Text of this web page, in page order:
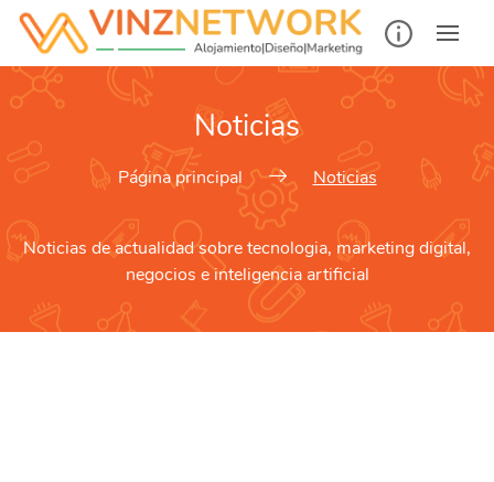
Noticias
Página principal Noticias
Noticias de actualidad sobre tecnologia, marketing digital,
negocios e inteligencia artificial